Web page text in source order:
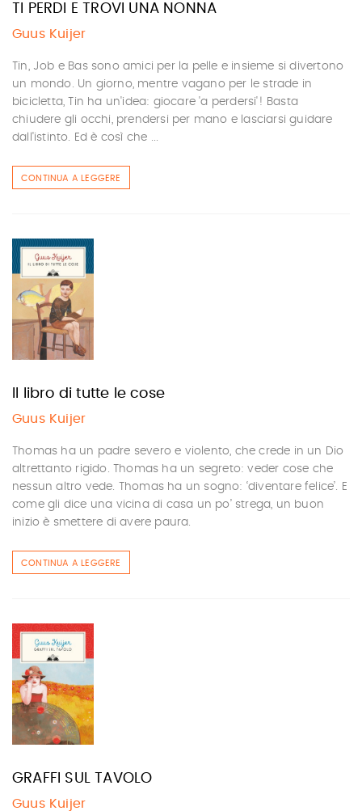
TI PERDI E TROVI UNA NONNA
Guus Kuijer
Tin, Job e Bas sono amici per la pelle e insieme si divertono
un mondo. Un giorno, mentre vagano per le strade in
bicicletta, Tin ha un'idea: giocare 'a perdersi'! Basta
chiudere gli occhi, prendersi per mano e lasciarsi guidare
dall'istinto. Ed è così che ...
CONTINUA A LEGGERE
Il libro di tutte le cose
Guus Kuijer
Thomas ha un padre severo e violento, che crede in un Dio
altrettanto rigido. Thomas ha un segreto: veder cose che
nessun altro vede. Thomas ha un sogno: ‘diventare felice’. E
come gli dice una vicina di casa un po’ strega, un buon
inizio è smettere di avere paura.
CONTINUA A LEGGERE
GRAFFI SUL TAVOLO
Guus Kuijer